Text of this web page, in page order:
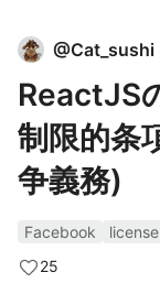
@Cat_sushi
ReactJS
制限的条
争義務)
Facebook license
25